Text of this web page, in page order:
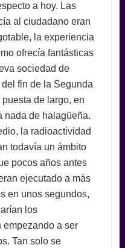
a hoy. Las
al ciudadano eran
la experiencia
ofrecía fantásticas
sociedad de
fin de la Segunda
de largo, en
nada de halagüeña.
la radioactividad
todavía un ámbito
pocos años antes
ejecutado a más
en unos segundos,
los
empezando a ser
Tan solo se